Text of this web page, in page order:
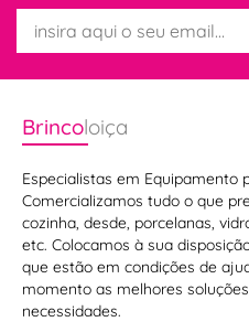
Brincoloiça
Especialistas em Equipamento
Comercializamos tudo o que
cozinha, desde, porcelanas,
etc. Colocamos à sua
que estão em condições de
momento as melhores
necessidades.